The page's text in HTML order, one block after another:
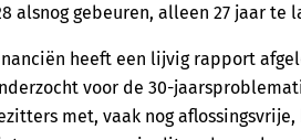
alsnog gebeuren, alleen 27 jaar
heeft een lijvig rapport
voor de 30-
met, vaak nog